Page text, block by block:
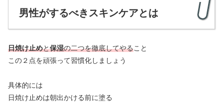
男性がするべきスキンケアとは
日焼け止めと保湿の二つを徹底してやること
この２点を頑張って習慣化しましょう
具体的には
日焼け止めは朝出かける前に塗る